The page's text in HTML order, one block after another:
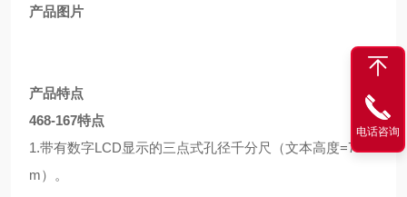
产品图片
产品特点
468-167特点
1.带有数字LCD显示的三点式孔径千分尺（文本高度=7.4m
m）。
电话咨询